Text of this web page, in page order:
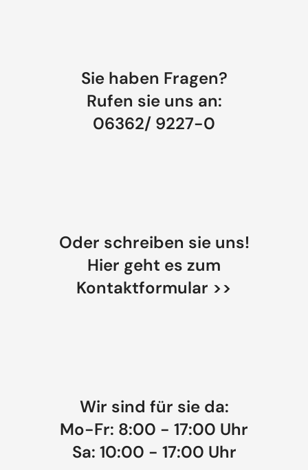
Sie haben Fragen?
Rufen sie uns an:
06362/ 9227-0
Oder schreiben sie uns!
Hier geht es zum
Kontaktformular >>
Wir sind für sie da:
Mo-Fr: 8:00 - 17:00 Uhr
Sa: 10:00 - 17:00 Uhr